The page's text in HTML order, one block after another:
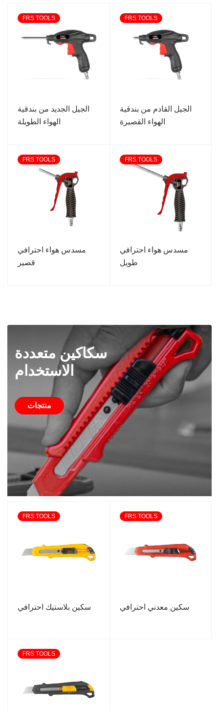
FRS TOOLS
الجيل الجديد من بندقية
الهواء الطويلة
FRS TOOLS
الجيل القادم من بندقية
الهواء القصيرة
FRS TOOLS
مسدس هواء احترافي
قصير
FRS TOOLS
مسدس هواء احترافي
طويل
سكاكين متعددة
الاستخدام
منتجات
FRS TOOLS
سكين بلاستيك احترافي
FRS TOOLS
سكين معدني احترافي
FRS TOOLS